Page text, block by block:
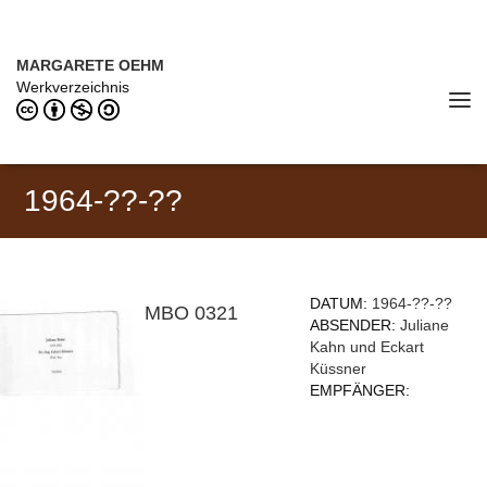
MARGARETE OEHM
Werkverzeichnis
1964-??-??
MBO 0321 DATUM: 1964-??-??
ABSENDER:Juliane
Kahn und Eckart
Küssner
EMPFÄNGER: